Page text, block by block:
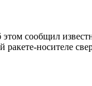
сообщил
носителе